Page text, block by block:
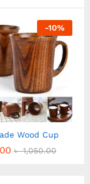
-10%
Wood Cup
৳1,050.00